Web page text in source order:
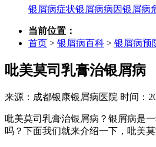
银屑病症状银屑病病因银屑病
当前位置：
首页 > 银屑病百科 > 银屑病预
吡美莫司乳膏治银屑病
来源：成都银康银屑病医院 时间：
吡美莫司乳膏治银屑病？银屑病是
吗？下面我们就来介绍一下，吡美莫